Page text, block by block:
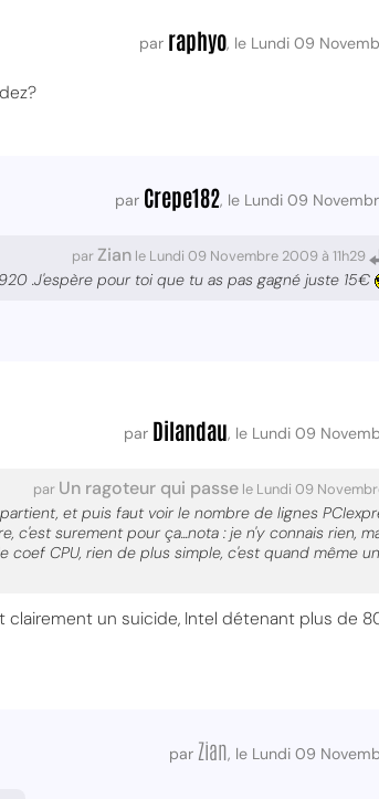
par raphyo, le Lundi 09
par Crepe182, le Lundi 09
parZian le Lundi 09 Novembre 2009 à 11h29
.J'espère pour toi que tu as pas gagné juste 15€
par Dilandau, le Lundi 09
par Un ragoteur qui passe le Lundi 09
et puis faut voir le nombre de lignes
surement pour ça...nota : je n'y connais rien,
CPU, rien de plus simple, c'est quand même
un suicide, Intel détenant plus de
par Zian, le Lundi 09